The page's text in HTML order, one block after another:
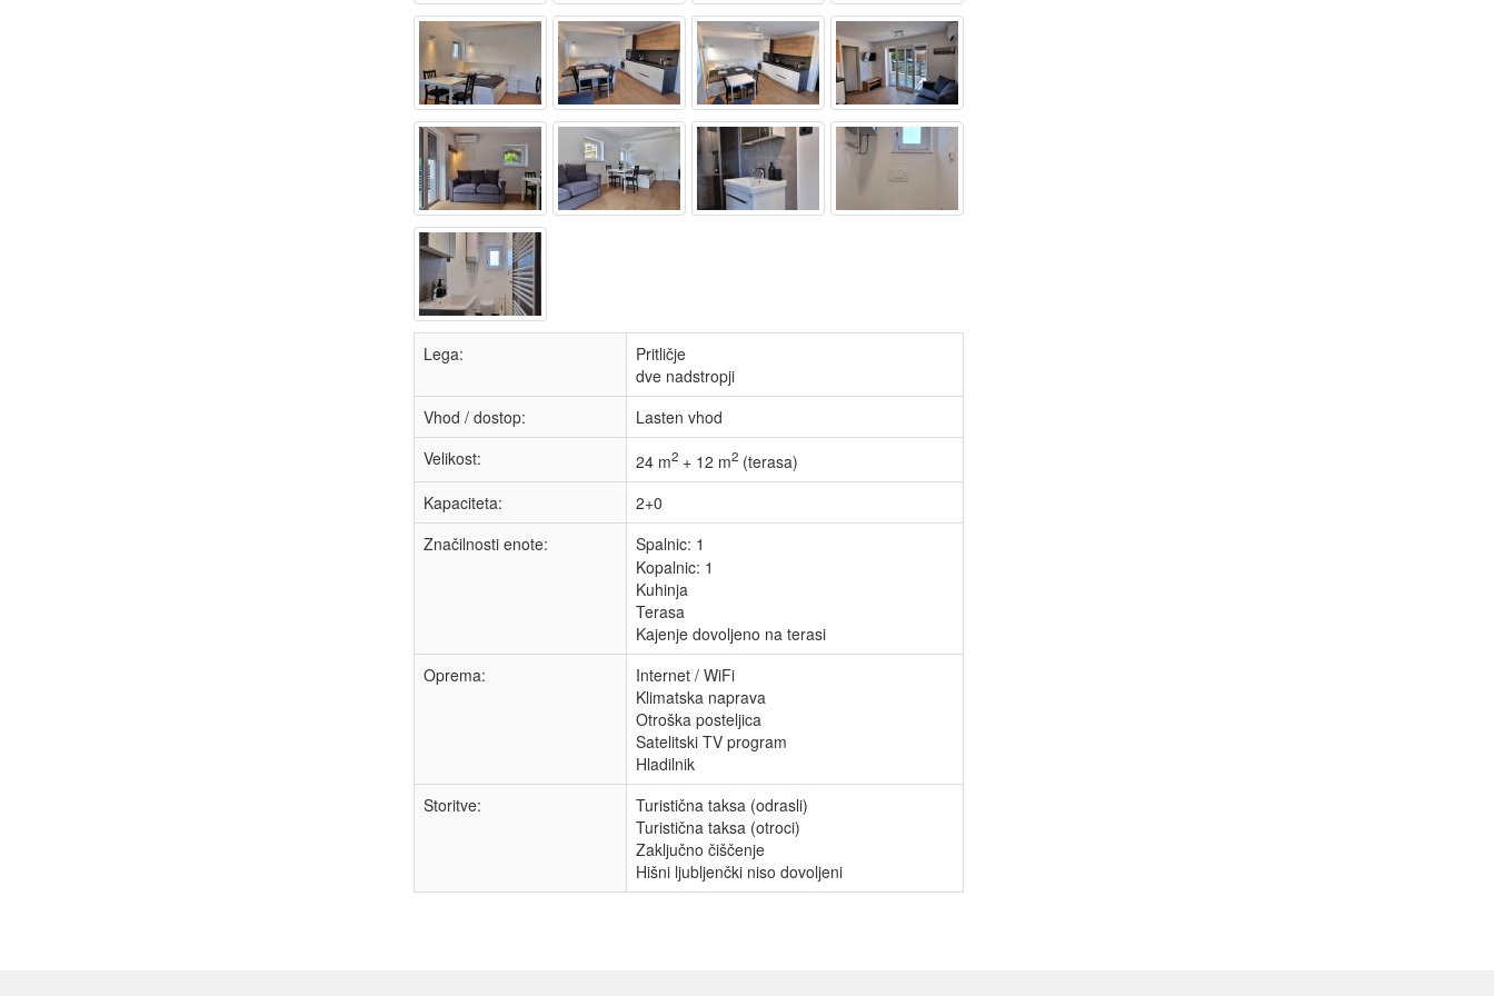
Lega:
Pritličje
dve nadstropji
Vhod / dostop:
Lasten vhod
Velikost:
24 m2 + 12 m2 (terasa)
Kapaciteta:
2+0
Značilnosti enote:
Spalnic: 1
Kopalnic: 1
Kuhinja
Terasa
Kajenje dovoljeno na terasi
Oprema:
Internet / WiFi
Klimatska naprava
Otroška posteljica
Satelitski TV program
Hladilnik
Storitve:
Turistična taksa (odrasli)
Turistična taksa (otroci)
Zaključno čiščenje
Hišni ljubljenčki niso dovoljeni